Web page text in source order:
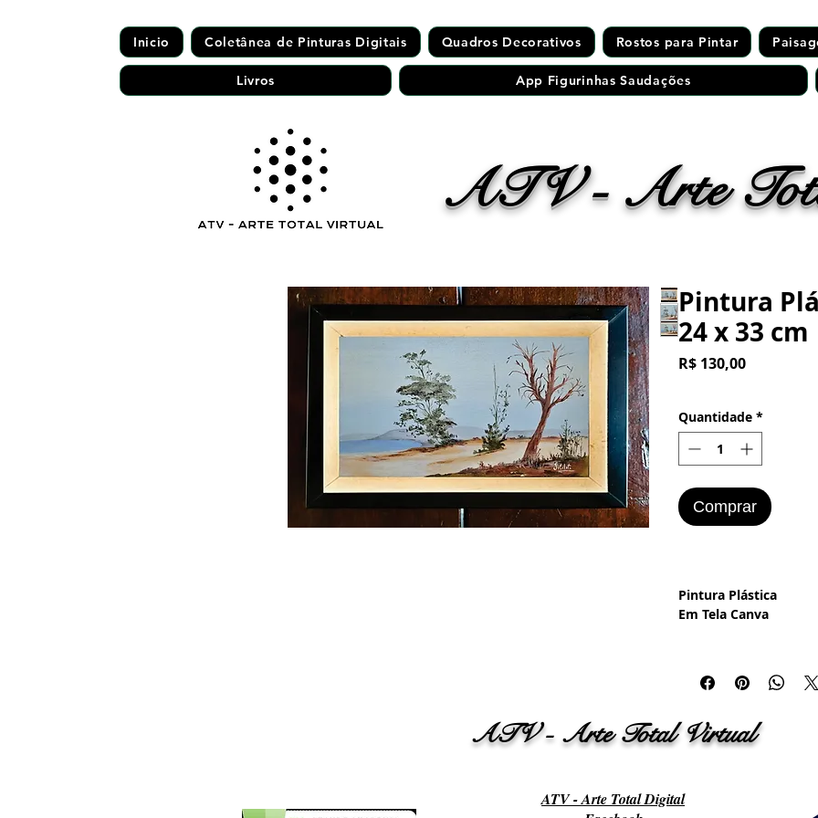
Inicio Coletânea de Pinturas Digitais Quadros Decorativos Rostos para Pintar
Livros App Figurinhas Saudações
ATV - Arte
Pintura
24 x 33 cm
R$ 130,00Preço
Quantidade *
Comprar
Pintura Plástica
Em Tela Canva
Paisagem - Vilarejo
80 e 90.
ATV - Arte Total Virtual
ATV - Arte Total Digital